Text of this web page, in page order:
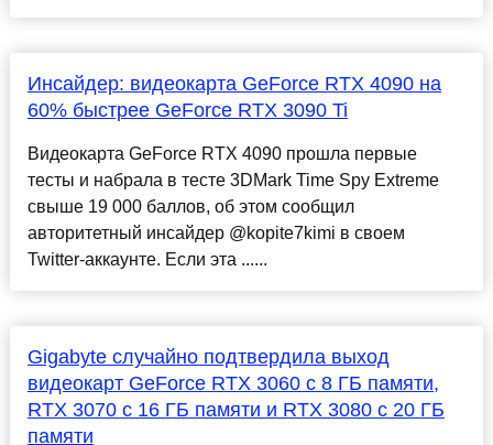
Инсайдер: видеокарта GeForce RTX 4090 на
60% быстрее GeForce RTX 3090 Ti
Видеокарта GeForce RTX 4090 прошла первые
тесты и набрала в тесте 3DMark Time Spy Extreme
свыше 19 000 баллов, об этом сообщил
авторитетный инсайдер @kopite7kimi в своем
Twitter-аккаунте. Если эта ......
Gigabyte случайно подтвердила выход
видеокарт GeForce RTX 3060 с 8 ГБ памяти,
RTX 3070 с 16 ГБ памяти и RTX 3080 с 20 ГБ
памяти